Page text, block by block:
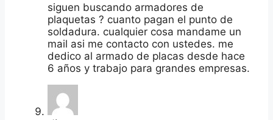
siguen buscando armadores de
plaquetas ? cuanto pagan el punto de
soldadura. cualquier cosa mandame un
mail asi me contacto con ustedes. me
dedico al armado de placas desde hace
6 años y trabajo para grandes empresas.